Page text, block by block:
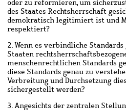
oder zu reformieren, um
des Staates Rechtsherrschaft
demokratisch legitimiert ist und
respektiert?
2. Wenn es verbindliche
Staaten
menschenrechtlichen Standards
diese Standards genau zu
Verbreitung und Durchsetzung
sichergestellt werden?
3. Angesichts der zentralen